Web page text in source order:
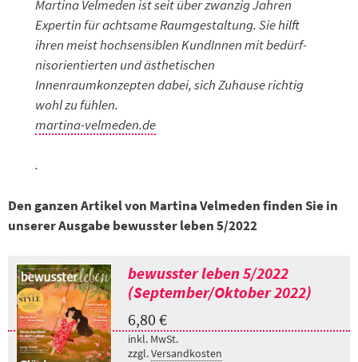
Martina Velmeden ist seit über zwanzig Jahren
Expertin für achtsame Raumge­staltung. Sie hilft
ihren meist hochsensiblen KundInnen mit bedürf­
nisorientierten und ästhetischen
Innenraumkonzepten dabei, sich Zuhause richtig
wohl zu fühlen.
martina-velmeden.de
.
Den ganzen Artikel von Martina Velmeden finden Sie in
unserer Ausgabe bewusster leben 5/2022
bewusster leben 5/2022
(September/Oktober 2022)
6,80 €
inkl. MwSt.
zzgl.Versandkosten